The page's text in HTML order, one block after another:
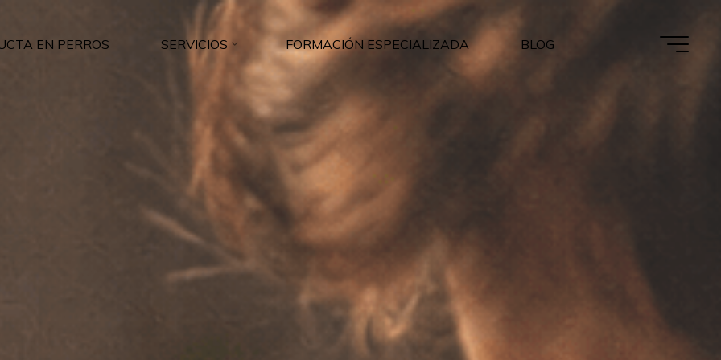
EN PERROS SERVICIOS FORMACIÓN ESPECIALIZADA BLOG